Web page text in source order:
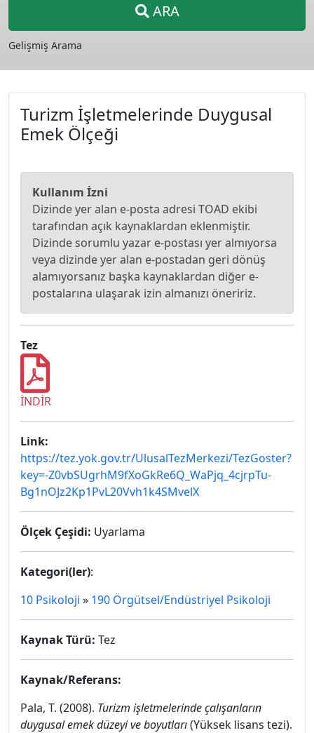
ARA
Gelişmiş Arama
Turizm İşletmelerinde Duygusal
Emek Ölçeği
Kullanım İzni
Dizinde yer alan e-posta adresi TOAD ekibi
tarafından açık kaynaklardan eklenmiştir.
Dizinde sorumlu yazar e-postası yer almıyorsa
veya dizinde yer alan e-postadan geri dönüş
alamıyorsanız başka kaynaklardan diğer e-
postalarına ulaşarak izin almanızı öneririz.
Tez
İNDİR
Link:
https://tez.yok.gov.tr/UlusalTezMerkezi/TezGoster?
key=-Z0vbSUgrhM9fXoGkRe6Q_WaPjq_4cjrpTu-
Bg1nOJz2Kp1PvL20Vvh1k4SMvelX
Ölçek Çeşidi: Uyarlama
Kategori(ler):
10 Psikoloji » 190 Örgütsel/Endüstriyel Psikoloji
Kaynak Türü: Tez
Kaynak/Referans:
Pala, T. (2008). Turizm işletmelerinde çalışanların
duygusal emek düzeyi ve boyutları(Yüksek lisans tezi).